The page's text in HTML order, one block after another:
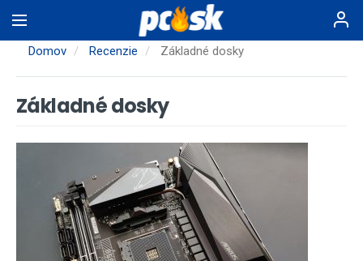
na
hlavnýDomov Recenzie Základné dosky
Základné dosky